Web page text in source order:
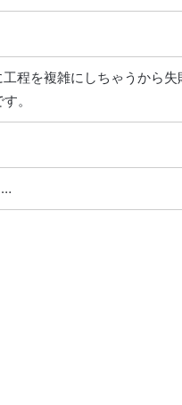
程を複雑にしちゃうから失
。
…